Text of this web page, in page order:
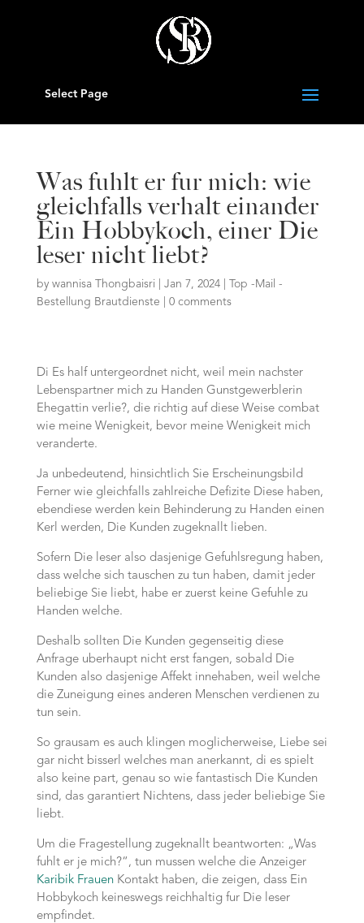
Select Page
Was fuhlt er fur mich: wie
gleichfalls verhalt einander
Ein Hobbykoch, einer Die
leser nicht liebt?
by wannisa Thongbaisri Jan 7, 2024|
Top -Mail -
Bestellung Brautdienste
0 comments
Di Es half untergeordnet nicht, weil mein nachster
Lebenspartner mich zu Handen Gunstgewerblerin
Ehegattin verlie?, die richtig auf diese Weise combat
wie meine Wenigkeit, bevor meine Wenigkeit mich
veranderte.
Ja unbedeutend, hinsichtlich Sie Erscheinungsbild
Ferner wie gleichfalls zahlreiche Defizite Diese haben,
ebendiese werden kein Behinderung zu Handen einen
Kerl werden, Die Kunden zugeknallt lieben.
Sofern Die leser also dasjenige Gefuhlsregung haben,
dass welche sich tauschen zu tun haben, damit jeder
beliebige Sie liebt, habe er zuerst keine Gefuhle zu
Handen welche.
Deshalb sollten Die Kunden gegenseitig diese
Anfrage uberhaupt nicht erst fangen, sobald Die
Kunden also dasjenige Affekt innehaben, weil welche
die Zuneigung eines anderen Menschen verdienen zu
tun sein.
So grausam es auch klingen moglicherweise, Liebe sei
gar nicht bisserl welches man anerkannt, di es spielt
also keine part, genau so wie fantastisch Die Kunden
sind, das garantiert Nichtens, dass jeder beliebige Sie
liebt.
Um die Fragestellung zugeknallt beantworten: „Was
fuhlt er je mich?“, tun mussen welche die Anzeiger
Karibik FrauenKontakt haben, die zeigen, dass Ein
Hobbykoch keineswegs reichhaltig fur Die leser
empfindet.